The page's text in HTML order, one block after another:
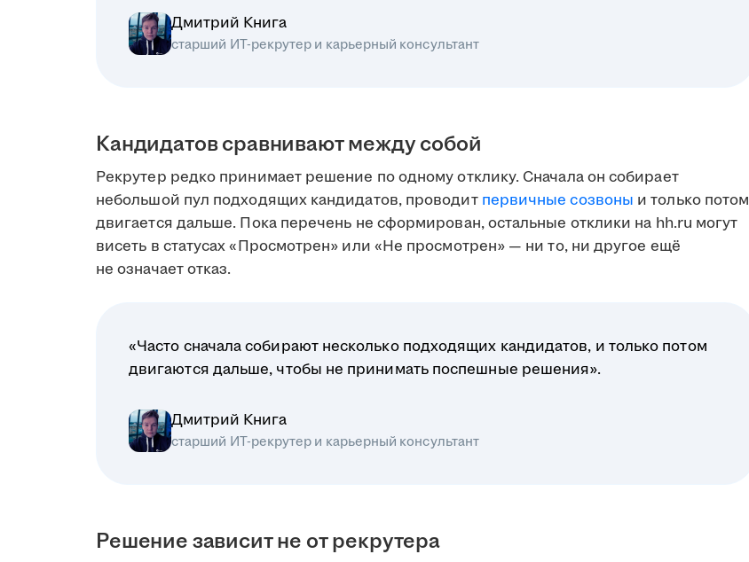
Дмитрий Книга
старший ИТ-рекрутер и карьерный консультант
Кандидатов сравнивают между собой
Рекрутер редко принимает решение по одному отклику. Сначала он собирает
небольшой пул подходящих кандидатов, проводит первичные созвоны и только потом
двигается дальше. Пока перечень не сформирован, остальные отклики на hh.ru могут
висеть в статусах «Просмотрен» или «Не просмотрен» — ни то, ни другое ещё
не означает отказ.
«Часто сначала собирают несколько подходящих кандидатов, и только потом
двигаются дальше, чтобы не принимать поспешные решения».
Дмитрий Книга
старший ИТ-рекрутер и карьерный консультант
Решение зависит не от рекрутера